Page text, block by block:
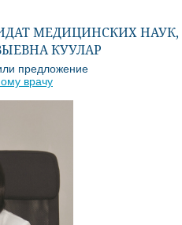
МЕДИЦИНСКИХ НАУК,
КУУЛАР
предложение
врачу